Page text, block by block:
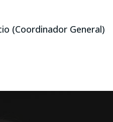
(Coordinador General)